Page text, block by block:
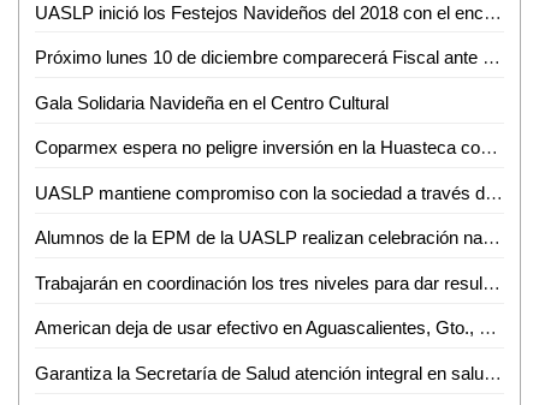
UASLP inició los Festejos Navideños del 2018 con el encendido del Patio del Edificio Central
Próximo lunes 10 de diciembre comparecerá Fiscal ante Diputados
Gala Solidaria Navideña en el Centro Cultural
Coparmex espera no peligre inversión en la Huasteca con llegada de AMLO
UASLP mantiene compromiso con la sociedad a través del trabajo del voluntariado
Alumnos de la EPM de la UASLP realizan celebración navideña 2018
Trabajarán en coordinación los tres niveles para dar resultados: JM Carreras
American deja de usar efectivo en Aguascalientes, Gto., Hermosillo, Qro. y SLP
Garantiza la Secretaría de Salud atención integral en salud sexual y reproductiva para adolescentes